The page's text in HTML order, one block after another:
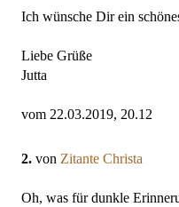
Ich wünsche Dir ein
Liebe Grüße
Jutta
vom 22.03.2019, 20.12
2. von Zitante Christa
Oh, was für dunkle